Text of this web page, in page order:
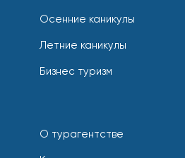
Осенние каникулы
Летние каникулы
Бизнес туризм
О турагентстве